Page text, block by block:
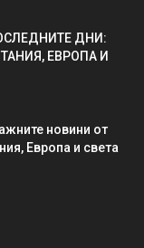
ДНИ:
ЕВРОПА И
новини от
Европа и света